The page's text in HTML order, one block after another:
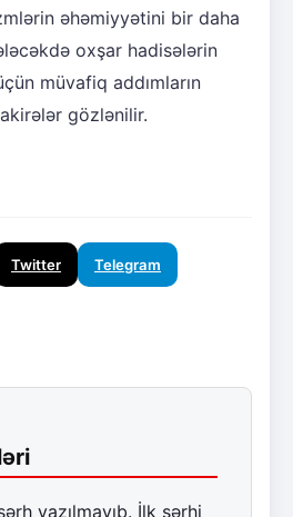
əhəmiyyətini bir daha
oxşar hadisələrin
müvafiq addımların
gözlənilir.
Twitter Telegram
yazılmayıb. İlk şərhi